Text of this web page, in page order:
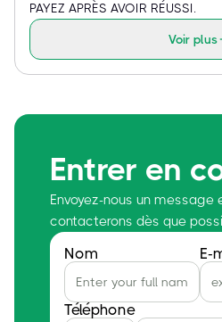
PAYEZ APRÈS AVOIR RÉUSSI.
Voir plus
Entrer en
Envoyez-nous un message
contacterons dès que
Nom E-
Téléphone